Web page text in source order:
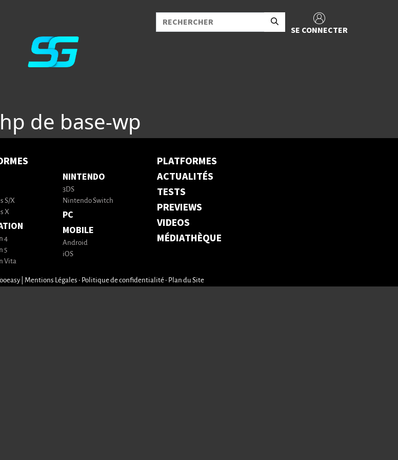
SE CONNECTER
de base-wp
S/X
X
4
5
Vita
NINTENDO
3DS
Nintendo Switch
PC
MOBILE
Android
iOS
PLATFORMES
ACTUALITÉS
TESTS
PREVIEWS
VIDEOS
MÉDIATHÈQUE
Mentions Légales • Politique de confidentialité• Plan du Site